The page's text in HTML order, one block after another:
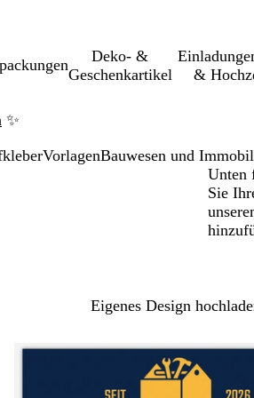
Deko- &
Geschenkartikel
&
✨
VorlagenBauwesen und
Unten
Sie
Eigenes Design